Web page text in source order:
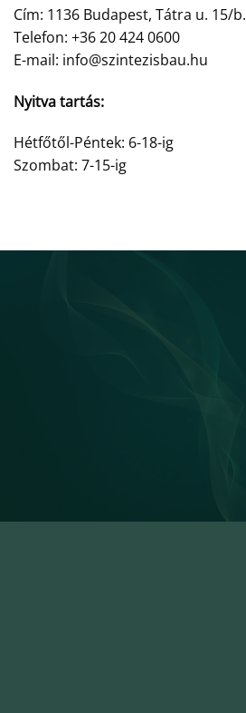
Cím: 1136 Budapest, Tátra u. 15/b.
Telefon: +36 20 424 0600
E-mail: info@szintezisbau.hu
Nyitva tartás:
Hétfőtől-Péntek: 6-18-ig
Szombat: 7-15-ig